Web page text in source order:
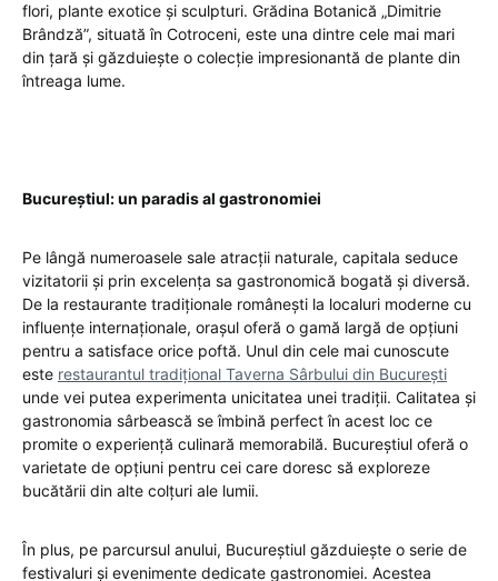
flori, plante exotice și sculpturi. Grădina Botanică „Dimitrie
Brândză”, situată în Cotroceni, este una dintre cele mai mari
din țară și găzduiește o colecție impresionantă de plante din
întreaga lume.
Bucureștiul: un paradis al gastronomiei
Pe lângă numeroasele sale atracții naturale, capitala seduce
vizitatorii și prin excelența sa gastronomică bogată și diversă.
De la restaurante tradiționale românești la localuri moderne cu
influențe internaționale, orașul oferă o gamă largă de opțiuni
pentru a satisface orice poftă. Unul din cele mai cunoscute
este restaurantul tradițional Taverna Sârbului din București
unde vei putea experimenta unicitatea unei tradiții. Calitatea și
gastronomia sârbească se îmbină perfect în acest loc ce
promite o experiență culinară memorabilă. Bucureștiul oferă o
varietate de opțiuni pentru cei care doresc să exploreze
bucătării din alte colțuri ale lumii.
În plus, pe parcursul anului, Bucureștiul găzduiește o serie de
festivaluri și evenimente dedicate gastronomiei. Acestea